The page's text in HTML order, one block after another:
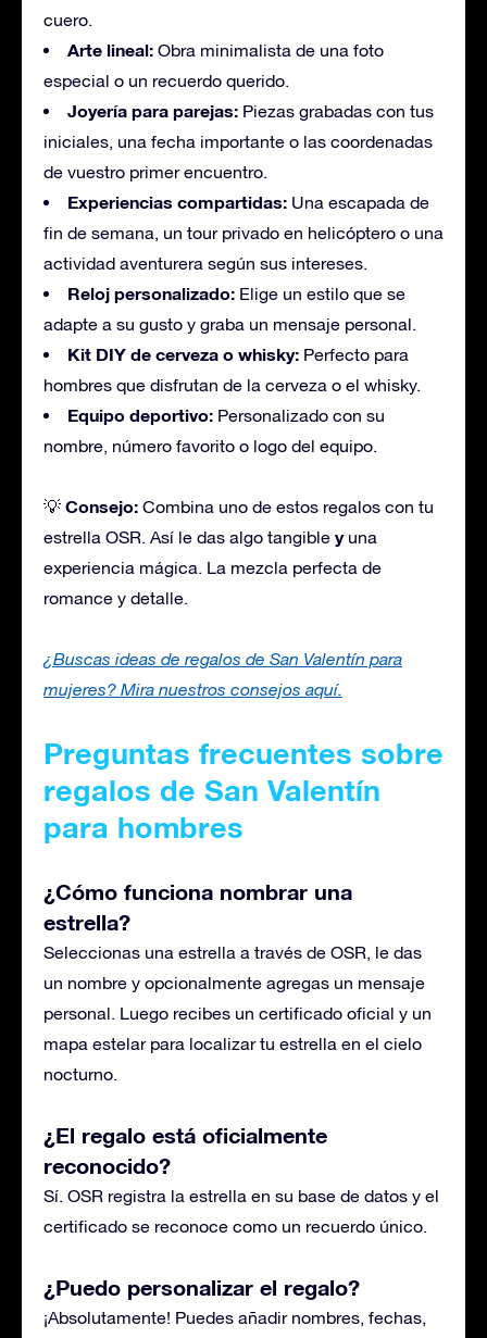
cuero.
Arte lineal: Obra minimalista de una foto
especial o un recuerdo querido.
Joyería para parejas: Piezas grabadas con tus
iniciales, una fecha importante o las coordenadas
de vuestro primer encuentro.
Experiencias compartidas: Una escapada de
fin de semana, un tour privado en helicóptero o una
actividad aventurera según sus intereses.
Reloj personalizado: Elige un estilo que se
adapte a su gusto y graba un mensaje personal.
Kit DIY de cerveza o whisky: Perfecto para
hombres que disfrutan de la cerveza o el whisky.
Equipo deportivo: Personalizado con su
nombre, número favorito o logo del equipo.
💡 Consejo: Combina uno de estos regalos con tu
estrella OSR. Así le das algo tangible yuna
experiencia mágica. La mezcla perfecta de
romance y detalle.
¿Buscas ideas de regalos de San Valentín para
mujeres? Mira nuestros consejos aquí.
Preguntas frecuentes sobre
regalos de San Valentín
para hombres
¿Cómo funciona nombrar una
estrella?
Seleccionas una estrella a través de OSR, le das
un nombre y opcionalmente agregas un mensaje
personal. Luego recibes un certificado oficial y un
mapa estelar para localizar tu estrella en el cielo
nocturno.
¿El regalo está oficialmente
reconocido?
Sí. OSR registra la estrella en su base de datos y el
certificado se reconoce como un recuerdo único.
¿Puedo personalizar el regalo?
¡Absolutamente! Puedes añadir nombres, fechas,